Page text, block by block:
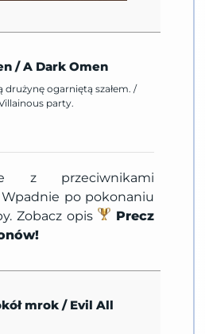
/A Dark Omen
drużynę ogarniętą szałem. /
party.
z przeciwnikami
po pokonaniu
Zobacz opis
Precz
mrok / Evil All